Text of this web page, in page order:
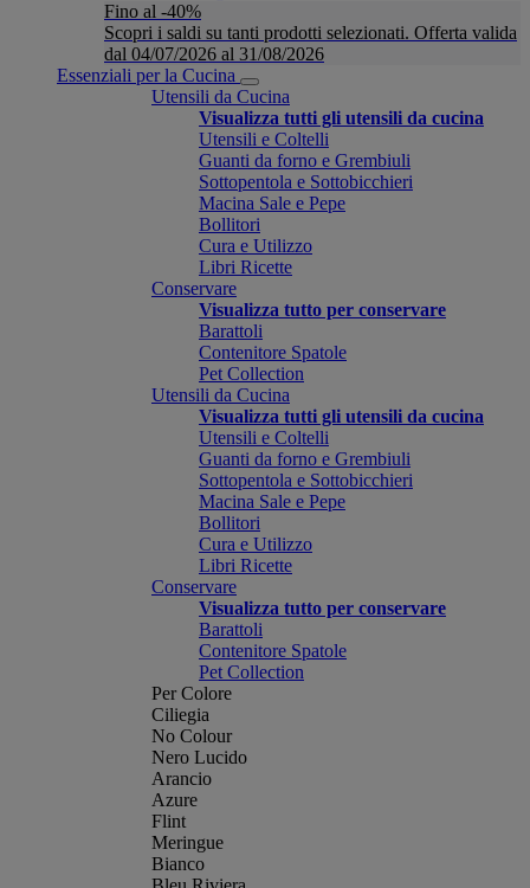
Fino al -40%
Scopri i saldi su tanti prodotti selezionati. Offerta valida
dal 04/07/2026 al 31/08/2026
Essenziali per la Cucina
Utensili da Cucina
Visualizza tutti gli utensili da cucina
Utensili e Coltelli
Guanti da forno e Grembiuli
Sottopentola e Sottobicchieri
Macina Sale e Pepe
Bollitori
Cura e Utilizzo
Libri Ricette
Conservare
Visualizza tutto per conservare
Barattoli
Contenitore Spatole
Pet Collection
Utensili da Cucina
Visualizza tutti gli utensili da cucina
Utensili e Coltelli
Guanti da forno e Grembiuli
Sottopentola e Sottobicchieri
Macina Sale e Pepe
Bollitori
Cura e Utilizzo
Libri Ricette
Conservare
Visualizza tutto per conservare
Barattoli
Contenitore Spatole
Pet Collection
Per Colore
Ciliegia
No Colour
Nero Lucido
Arancio
Azure
Flint
Meringue
Bianco